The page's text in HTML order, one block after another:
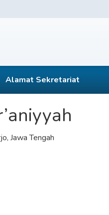
Alamat Sekretariat
Jawa Tengah